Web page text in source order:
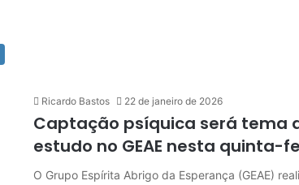
Ricardo Bastos 22 de janeiro de 2026
Captação psíquica será tema
estudo no GEAE nesta quinta-
O Grupo Espírita Abrigo da Esperança (GEAE)